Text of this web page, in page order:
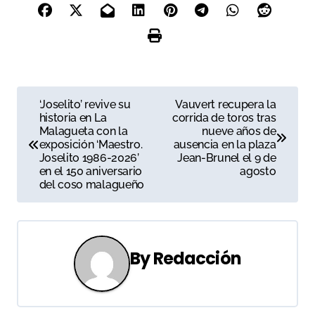
g
i
‘Joselito’ revive su
historia en La
Malagueta con la
exposición ‘Maestro.
Joselito 1986-2026’
en el 150 aniversario
del coso malagueño
Vauvert recupera la
corrida de toros tras
nueve años de
ausencia en la plaza
Jean-Brunel el 9 de
agosto
ByRedacción